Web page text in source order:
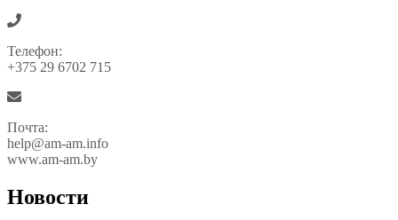
Телефон:
+375 29 6702 715
Почта:
help@am-am.info
www.am-am.by
Новости